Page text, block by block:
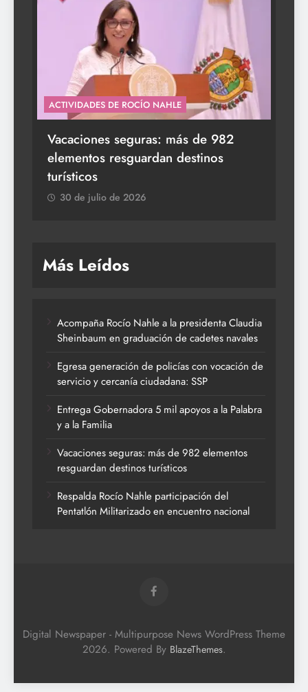
ACTIVIDADES DE ROCÍO NAHLE
Vacaciones seguras: más de 982
elementos resguardan destinos
turísticos
30 de julio de 2026
Más Leídos
Acompaña Rocío Nahle a la presidenta Claudia
Sheinbaum en graduación de cadetes navales
Egresa generación de policías con vocación de
servicio y cercanía ciudadana: SSP
Entrega Gobernadora 5 mil apoyos a la Palabra
y a la Familia
Vacaciones seguras: más de 982 elementos
resguardan destinos turísticos
Respalda Rocío Nahle participación del
Pentatlón Militarizado en encuentro nacional
Digital Newspaper - Multipurpose News WordPress Theme
2026. Powered By BlazeThemes.